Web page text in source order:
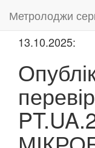
Метролоджи
13.10.2025: